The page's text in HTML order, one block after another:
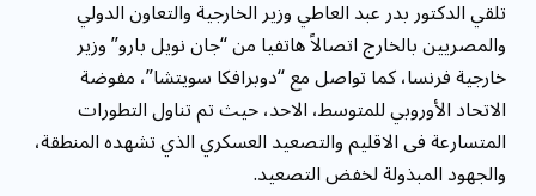
تلقي الدكتور بدر عبد العاطي وزير الخارجية والتعاون الدولي
والمصريين بالخارج اتصالاً هاتفيا من “جان نويل بارو” وزير
خارجية فرنسا، كما تواصل مع “دوبرافكا سويتشا”، مفوضة
الاتحاد الأوروبي للمتوسط، الاحد، حيث تم تناول التطورات
المتسارعة فى الاقليم والتصعيد العسكري الذي تشهده المنطقة،
والجهود المبذولة لخفض التصعيد.